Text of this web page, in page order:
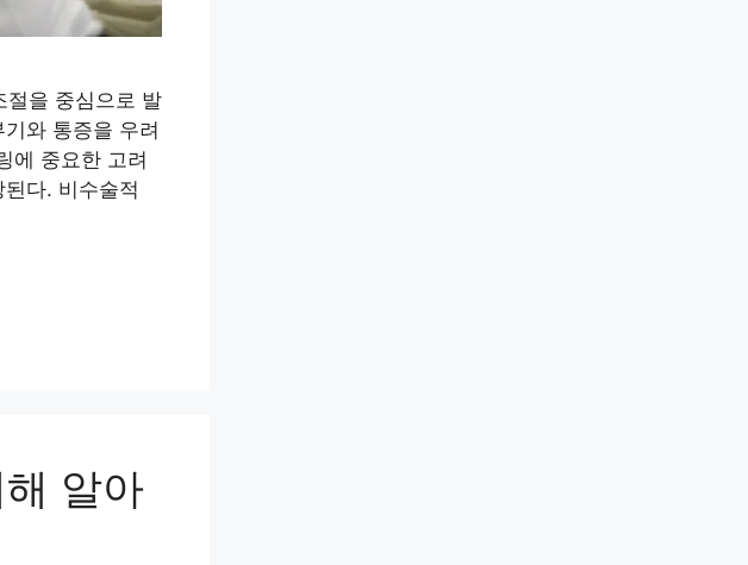
절을 중심으로 발
와 통증을 우려
에 중요한 고려
다. 비수술적
알아